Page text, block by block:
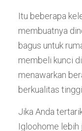
Itu beberapa
membuatnya
bagus untuk
membeli kunci
menawarkan
berkualitas tinggi.
Jika Anda
Igloohome lebih